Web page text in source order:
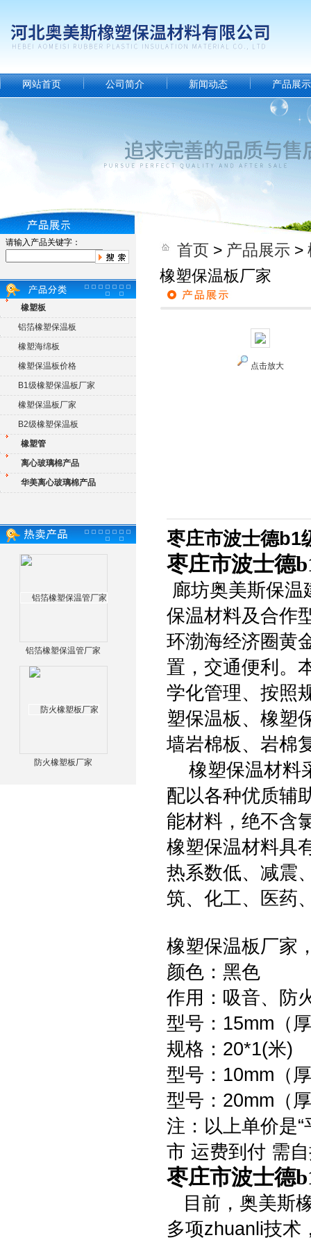
网站首页 公司简介 新闻动态 产品展示
请输入产品关键字：
橡塑板
铝箔橡塑保温板
橡塑海绵板
橡塑保温板价格
B1级橡塑保温板厂家
橡塑保温板厂家
B2级橡塑保温板
橡塑管
离心玻璃棉产品
华美离心玻璃棉产品
铝箔橡塑保温管厂家
防火橡塑板厂家
首页 > 产品展示 >
橡塑保温板厂家
点击放大
枣庄市波士德b1
枣庄市波士德
廊坊奥美斯保
保温材料及合作
环渤海经济圈黄
置，交通便利。
学化管理、按照
塑保温板、橡塑
墙岩棉板、岩棉
橡塑保温材料
配以各种优质辅
能材料，绝不含
橡塑保温材料具
热系数低、减震
筑、化工、医药
橡塑保温板厂家
颜色：黑色
作用：吸音、防
型号：15mm（
规格：20*1(米)
型号：10mm（
型号：20mm（
注：以上单价是
市 运费到付 需
枣庄市波士德
目前，奥美斯
多项zhuanli技术